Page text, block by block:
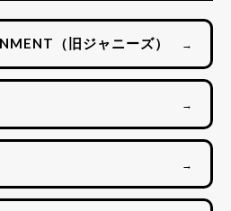
（旧ジャニーズ） →
→
→